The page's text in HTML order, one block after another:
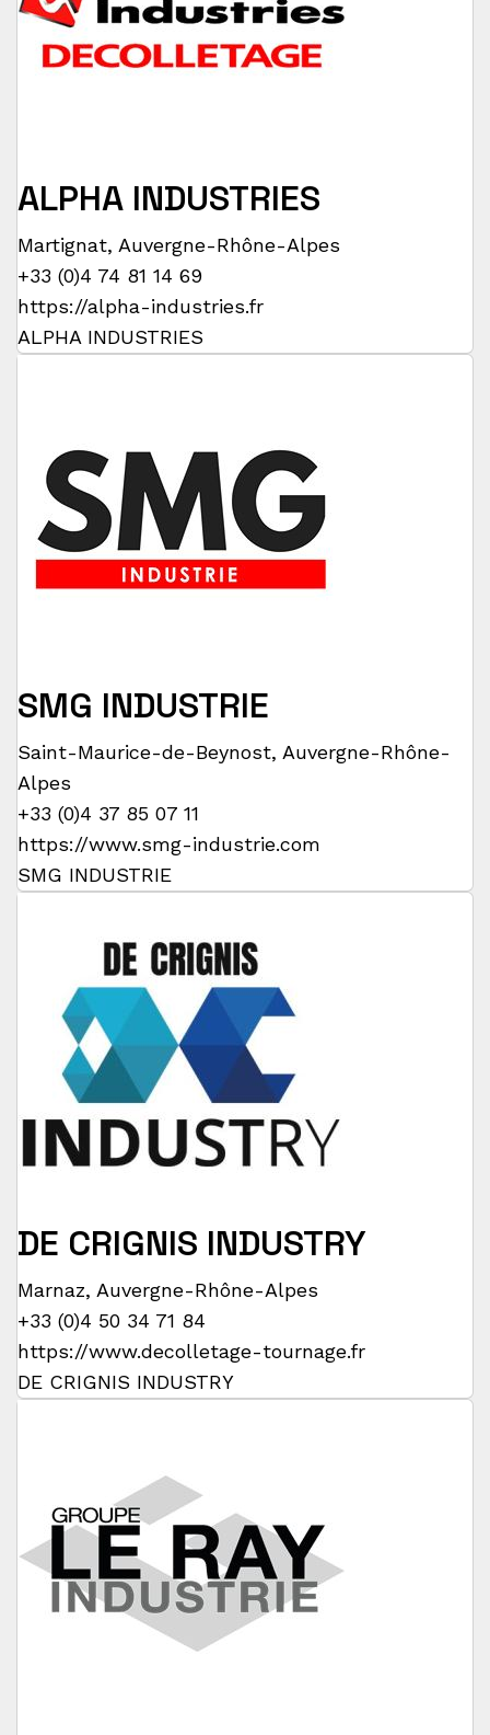
ALPHA INDUSTRIES
Martignat, Auvergne-Rhône-Alpes
+33 (0)4 74 81 14 69
https://alpha-industries.fr
ALPHA INDUSTRIES
SMG INDUSTRIE
Saint-Maurice-de-Beynost, Auvergne-Rhône-
Alpes
+33 (0)4 37 85 07 11
https://www.smg-industrie.com
SMG INDUSTRIE
DE CRIGNIS INDUSTRY
Marnaz, Auvergne-Rhône-Alpes
+33 (0)4 50 34 71 84
https://www.decolletage-tournage.fr
DE CRIGNIS INDUSTRY